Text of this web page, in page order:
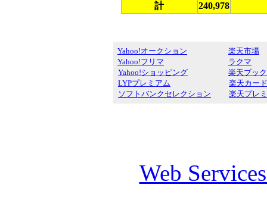
計
240,978
Yahoo!オークション
Yahoo!フリマ
Yahoo!ショッピング
LYPプレミアム
ソフトバンクセレクション
楽天市場
ラクマ
楽天ブッ
楽天カード
楽天プレ
Web